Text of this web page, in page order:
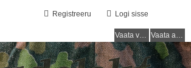
Logi sisse
Registreeru
Vaata vastamata teemasi Vaata aktiivseid teemasid